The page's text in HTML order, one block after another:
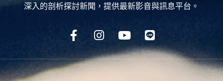
深入的剖析探討新聞，提供最新影音與訊息平台。